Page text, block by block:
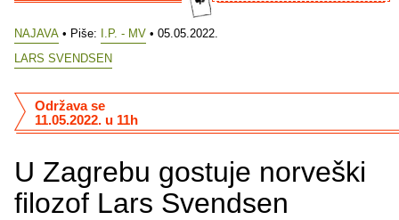
NAJAVA • Piše: I.P. - MV • 05.05.2022.
LARS SVENDSEN
U Zagrebu gostuje norveški
filozof Lars Svendsen
Održava se
11.05.2022. u 11h